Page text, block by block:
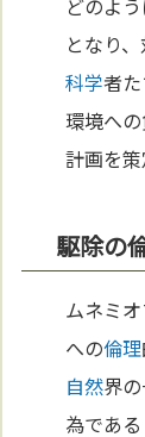
どのよ
となり
科学者
環境へ
計画を策
駆除の
ムネミ
への倫理
自然界
為であ